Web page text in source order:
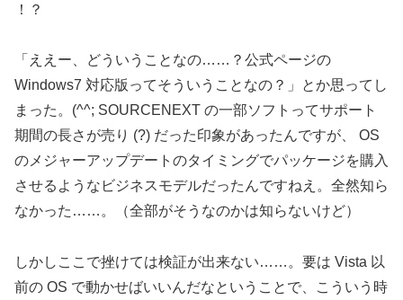
！？
「ええー、どういうことなの……？公式ページの
Windows7 対応版ってそういうことなの？」とか思ってし
まった。(^^; SOURCENEXT の一部ソフトってサポート
期間の長さが売り (?) だった印象があったんですが、 OS
のメジャーアップデートのタイミングでパッケージを購入
させるようなビジネスモデルだったんですねえ。全然知ら
なかった……。（全部がそうなのかは知らないけど）
しかしここで挫けては検証が出来ない……。要は Vista 以
前の OS で動かせばいいんだなということで、こういう時